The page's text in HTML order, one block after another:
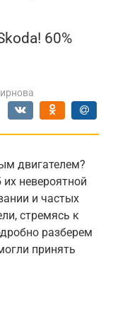
60%
двигателем?
невероятной
и частых
стремясь к
разберем
принять